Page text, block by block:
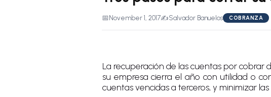
📅 November 1, 2017✍️Salvador Banuelos COBRANZA
La recuperación de las cuentas por cobrar
su empresa cierra el año con utilidad o
cuentas vencidas a terceros, y minimizar las